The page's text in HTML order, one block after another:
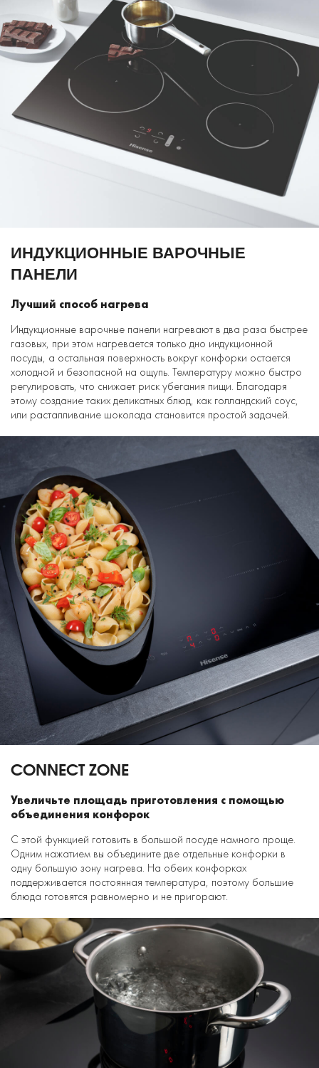
ИНДУКЦИОННЫЕ ВАРОЧНЫЕ
ПАНЕЛИ
Лучший способ нагрева
Индукционные варочные панели нагревают в два раза быстрее
газовых, при этом нагревается только дно индукционной
посуды, а остальная поверхность вокруг конфорки остается
холодной и безопасной на ощупь. Температуру можно быстро
регулировать, что снижает риск убегания пищи. Благодаря
этому создание таких деликатных блюд, как голландский соус,
или растапливание шоколада становится простой задачей.
CONNECT ZONE
Увеличьте площадь приготовления с помощью
объединения конфорок
С этой функцией готовить в большой посуде намного проще.
Одним нажатием вы объедините две отдельные конфорки в
одну большую зону нагрева. На обеих конфорках
поддерживается постоянная температура, поэтому большие
блюда готовятся равномерно и не пригорают.